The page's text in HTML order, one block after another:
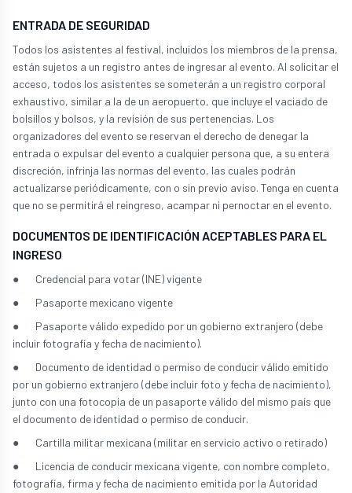
ENTRADA DE SEGURIDAD
Todos los asistentes al festival, incluidos los miembros de la prensa,
están sujetos a un registro antes de ingresar al evento. Al solicitar el
acceso, todos los asistentes se someterán a un registro corporal
exhaustivo, similar a la de un aeropuerto, que incluye el vaciado de
bolsillos y bolsos, y la revisión de sus pertenencias. Los
organizadores del evento se reservan el derecho de denegar la
entrada o expulsar del evento a cualquier persona que, a su entera
discreción, infrinja las normas del evento, las cuales podrán
actualizarse periódicamente, con o sin previo aviso. Tenga en cuenta
que no se permitirá el reingreso, acampar ni pernoctar en el evento.
DOCUMENTOS DE IDENTIFICACIÓN ACEPTABLES PARA EL
INGRESO
● Credencial para votar (INE) vigente
● Pasaporte mexicano vigente
● Pasaporte válido expedido por un gobierno extranjero (debe
incluir fotografía y fecha de nacimiento).
● Documento de identidad o permiso de conducir válido emitido
por un gobierno extranjero (debe incluir foto y fecha de nacimiento),
junto con una fotocopia de un pasaporte válido del mismo país que
el documento de identidad o permiso de conducir.
● Cartilla militar mexicana (militar en servicio activo o retirado)
● Licencia de conducir mexicana vigente, con nombre completo,
fotografía, firma y fecha de nacimiento emitida por la Autoridad